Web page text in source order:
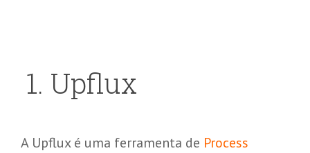
1. Upflux
A Upflux é uma ferramenta de Process